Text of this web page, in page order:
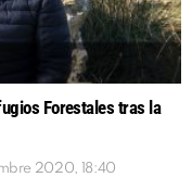
Forestales tras la
2020, 18:40